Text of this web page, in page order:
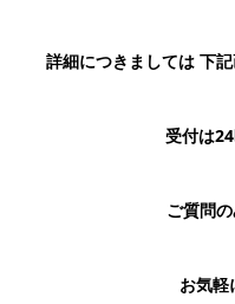
詳細につきましては 下
受付は
ご質問
お気軽